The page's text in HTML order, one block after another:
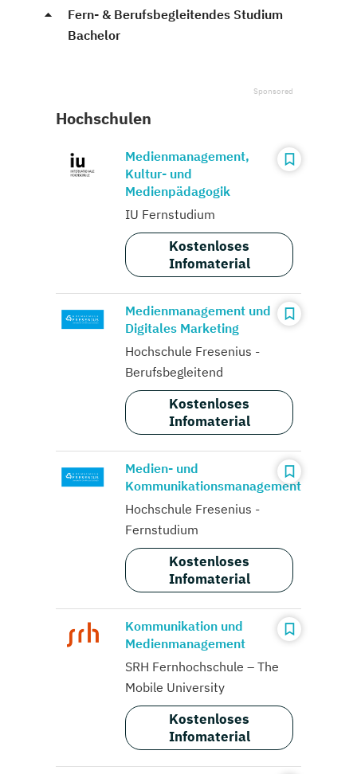
Fern- & Berufsbegleitendes Studium
Bachelor
Hochschulen
Medienmanagement,
Kultur- und
Medienpädagogik
IU Fernstudium
Kostenloses
Infomaterial
Medienmanagement und
Digitales Marketing
Hochschule Fresenius -
Berufsbegleitend
Kostenloses
Infomaterial
Medien- und
Kommunikationsmanagement
Hochschule Fresenius -
Fernstudium
Kostenloses
Infomaterial
Kommunikation und
Medienmanagement
SRH Fernhochschule – The
Mobile University
Kostenloses
Infomaterial